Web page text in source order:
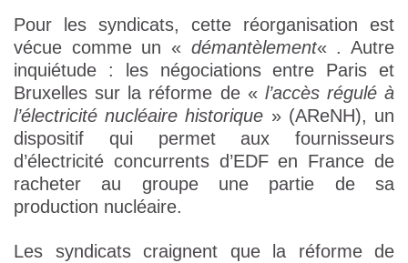
Pour les syndicats, cette réorganisation est
vécue comme un « démantèlement« . Autre
inquiétude : les négociations entre Paris et
Bruxelles sur la réforme de « l’accès régulé à
l’électricité nucléaire historique » (AReNH), un
dispositif qui permet aux fournisseurs
d’électricité concurrents d’EDF en France de
racheter au groupe une partie de sa
production nucléaire.
Les syndicats craignent que la réforme de